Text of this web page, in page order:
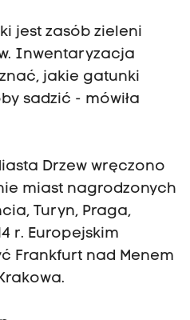
jest zasób zieleni
Inwentaryzacja
jakie gatunki
sadzić - mówiła
Drzew wręczono
miast nagrodzonych
Turyn, Praga,
r. Europejskim
Frankfurt nad Menem